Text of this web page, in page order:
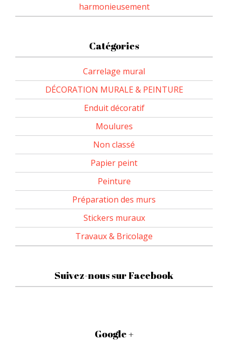
harmonieusement
Catégories
Carrelage mural
DÉCORATION MURALE & PEINTURE
Enduit décoratif
Moulures
Non classé
Papier peint
Peinture
Préparation des murs
Stickers muraux
Travaux & Bricolage
Suivez-nous sur Facebook
Google +